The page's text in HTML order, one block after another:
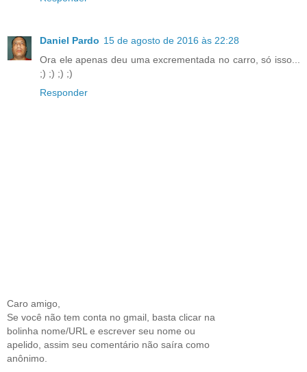
Daniel Pardo 15 de agosto de 2016 às 22:28
Ora ele apenas deu uma excrementada no carro, só isso...
;) ;) ;) ;)
Responder
Caro amigo,
Se você não tem conta no gmail, basta clicar na
bolinha nome/URL e escrever seu nome ou
apelido, assim seu comentário não saíra como
anônimo.